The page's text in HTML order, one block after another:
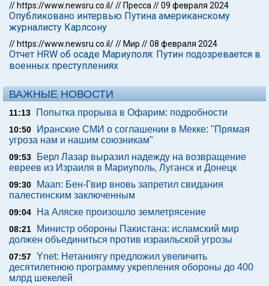
// https://www.newsru.co.il/// Пресса //09 февраля 2024
Опубликовано интервью Путина американскому
журналисту Карлсону
// https://www.newsru.co.il/// Мир //08 февраля 2024
Отчет HRW об осаде Мариуполя: Путин подозревается в
военных преступлениях
ВАЖНЫЕ НОВОСТИ
11:13 Попытка прорыва в Офарим: подробности
10:50
Иранские СМИ о соглашении в Мекке: "Прямая
угроза нам и нашим союзникам"
09:53
Берл Лазар выразил надежду на возвращение
евреев из Израиля в Мариуполь, Луганск и Донецк
09:30
Maan: Бен-Гвир вновь запретил свидания
палестинским заключенным
09:04 На Аляске произошло землетрясение
08:21
Министр обороны Пакистана: исламский мир
должен объединиться против израильской угрозы
07:57 Ynet: Нетаниягу предложил увеличить
десятилетнюю программу укрепления обороны до 400
млрд шекелей